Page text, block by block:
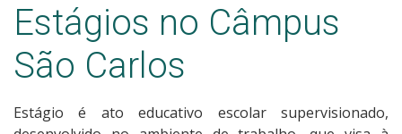
Resultados Parciais do Câmpus
Estágios Câmpus São Carlos
Estágios no Câmpus
São Carlos
Estágio é ato educativo escolar supervisionado,